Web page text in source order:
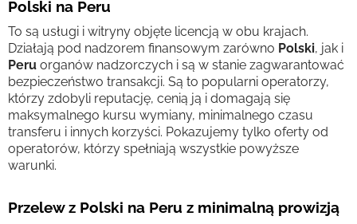
Polski na Peru
To są usługi i witryny objęte licencją w obu krajach.
Działają pod nadzorem finansowym zarówno Polski, jak i
Peru organów nadzorczych i są w stanie zagwarantować
bezpieczeństwo transakcji. Są to popularni operatorzy,
którzy zdobyli reputację, cenią ją i domagają się
maksymalnego kursu wymiany, minimalnego czasu
transferu i innych korzyści. Pokazujemy tylko oferty od
operatorów, którzy spełniają wszystkie powyższe
warunki.
Przelew z Polski na Peru z minimalną prowizją